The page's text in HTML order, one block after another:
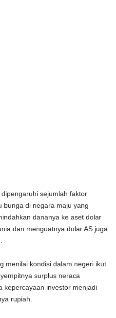
sejumlah faktor
bunga di negara maju yang
dananya ke aset dolar
dan menguatnya dolar AS juga
menilai kondisi dalam negeri ikut
surplus neraca
kepercayaan investor menjadi
rupiah.